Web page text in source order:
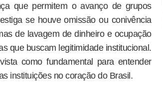
que permitem o avanço de grupos
se houve omissão ou conivência
de lavagem de dinheiro e ocupação
que buscam legitimidade institucional.
como fundamental para entender
instituições no coração do Brasil.